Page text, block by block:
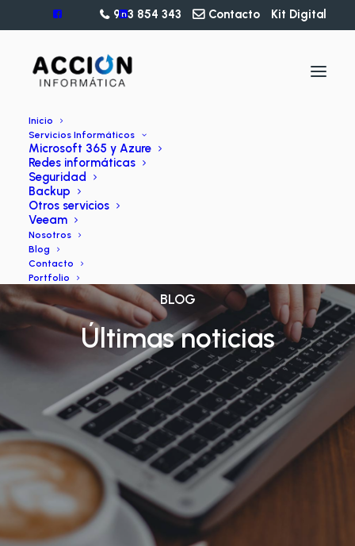
963 854 343 Contacto Kit Digital
Inicio
Servicios Informáticos
Microsoft 365 y Azure
Redes informáticas
Seguridad
Backup
Otros servicios
Veeam
Nosotros
Blog
Contacto
Portfolio
BLOG
Últimas noticias